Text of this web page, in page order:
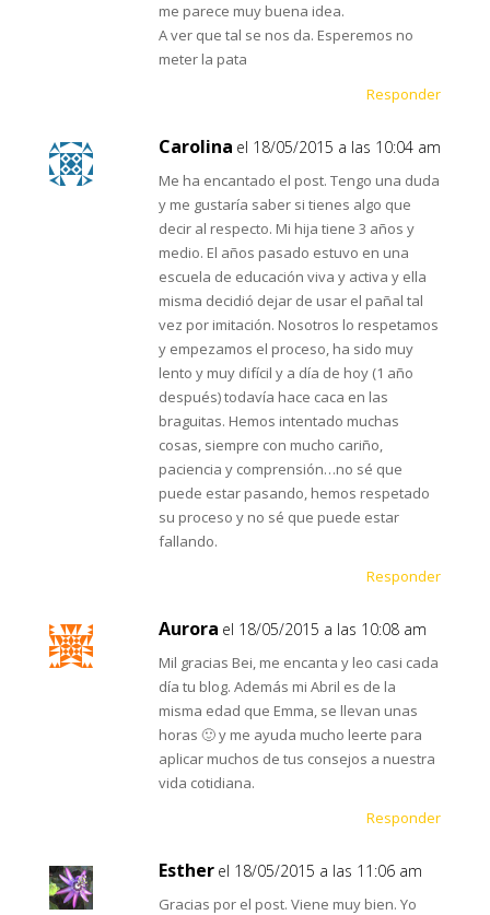
me parece muy buena idea.
A ver que tal se nos da. Esperemos no
meter la pata
Responder
Carolina el 18/05/2015 a las 10:04 am
Me ha encantado el post. Tengo una duda
y me gustaría saber si tienes algo que
decir al respecto. Mi hija tiene 3 años y
medio. El años pasado estuvo en una
escuela de educación viva y activa y ella
misma decidió dejar de usar el pañal tal
vez por imitación. Nosotros lo respetamos
y empezamos el proceso, ha sido muy
lento y muy difícil y a día de hoy (1 año
después) todavía hace caca en las
braguitas. Hemos intentado muchas
cosas, siempre con mucho cariño,
paciencia y comprensión…no sé que
puede estar pasando, hemos respetado
su proceso y no sé que puede estar
fallando.
Responder
Aurora el 18/05/2015 a las 10:08 am
Mil gracias Bei, me encanta y leo casi cada
día tu blog. Además mi Abril es de la
misma edad que Emma, se llevan unas
horas 🙂 y me ayuda mucho leerte para
aplicar muchos de tus consejos a nuestra
vida cotidiana.
Responder
Esther el 18/05/2015 a las 11:06 am
Gracias por el post. Viene muy bien. Yo